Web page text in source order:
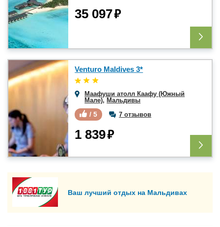
35 097₽
Venturo Maldives 3*
Маафуши атолл Каафу (Южный
Мале), Мальдивы
/ 5 7 отзывов
1 839₽
Ваш лучший отдых на Мальдивах